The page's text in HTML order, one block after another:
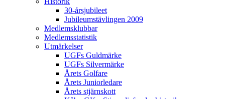
30-årsjubileet
Jubileumstävlingen 2009
Medlemsklubbar
Medlemsstatistik
Utmärkelser
UGFs Guldmärke
UGFs Silvermärke
Årets Golfare
Årets Juniorledare
Årets stjärnskott